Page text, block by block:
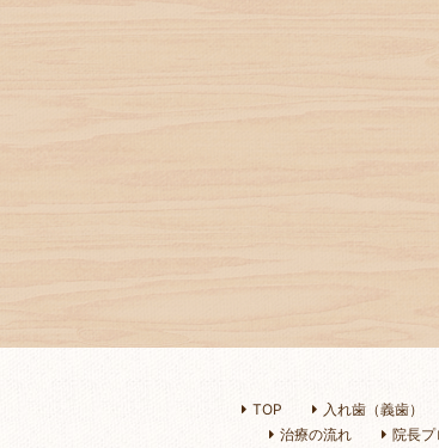
TOP 入れ歯（義歯）
治療の流れ
院長プ